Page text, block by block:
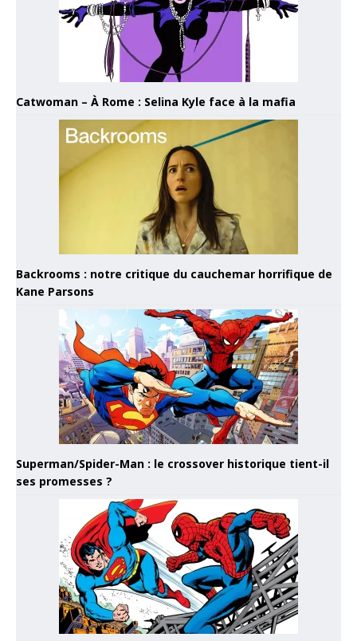
Catwoman – À Rome : Selina Kyle face à la mafia
Backrooms : notre critique du cauchemar horrifique de
Kane Parsons
Superman/Spider-Man : le crossover historique tient-il
ses promesses ?